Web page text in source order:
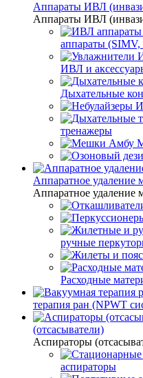
Аппараты ИВЛ
Аппараты ИВЛ
аппараты
ИВЛ и
Дыхательные
тренажеры
Аппаратное удаление
Аппаратное удаление
ручные
Расходные
терапия ран (NPWT
(отсасыватели)
Аспираторы
аспираторы